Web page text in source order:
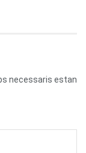
necessaris estan